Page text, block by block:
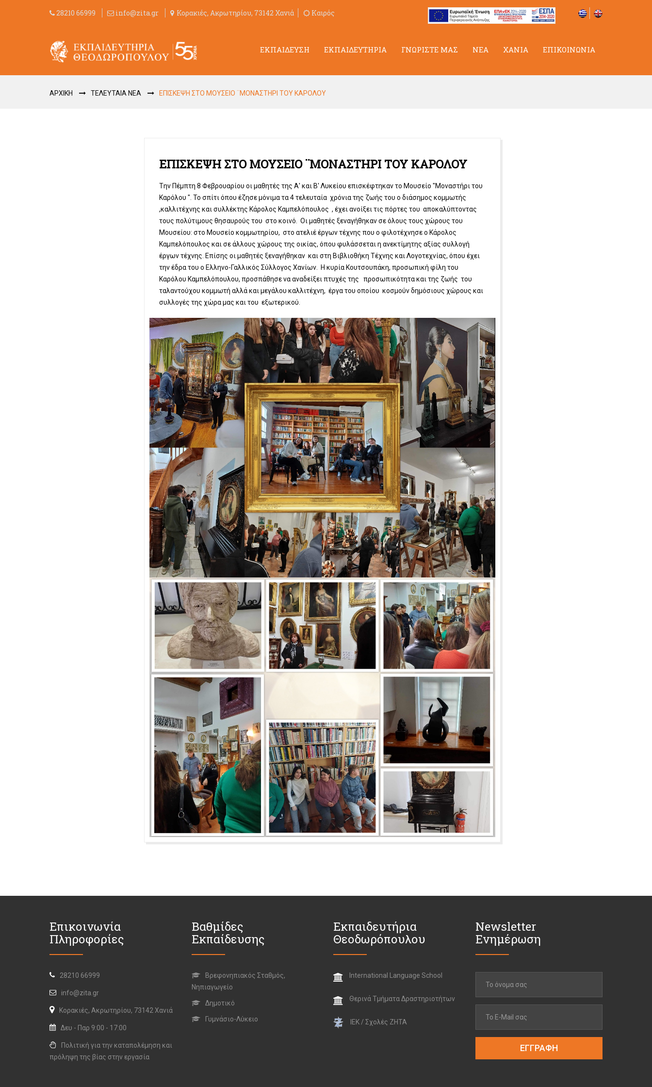
28210 66999 info@zita.gr Κορακιές, Ακρωτηρίου, 73142 Χανιά Καιρός
ΕΚΠΑΙΔΕΥΣΗ ΕΚΠΑΙΔΕΥΤΗΡΙΑ ΓΝΩΡΙΣΤΕ ΜΑΣ ΝΕΑ ΧΑΝΙΑ ΕΠΙΚΟΙΝΩΝΙΑ
ΑΡΧΙΚΗ ΤΕΛΕΥΤΑΙΑ ΝΕΑ EΠΙΣΚΕΨΗ ΣΤΟ ΜΟΥΣΕΙΟ ¨ΜΟΝΑΣΤΗΡΙ ΤΟΥ ΚΑΡΟΛΟΥ
EΠΙΣΚΕΨΗ ΣΤΟ ΜΟΥΣΕΙΟ ¨ΜΟΝΑΣΤΗΡΙ ΤΟΥ ΚΑΡΟΛΟΥ
Tην Πέμπτη 8 Φεβρουαρίου οι μαθητές της Α' και Β' Λυκείου επισκέφτηκαν το Μουσείο "Μοναστήρι του
Καρόλου ". Το σπίτι όπου έζησε μόνιμα τα 4 τελευταία χρόνια της ζωής του ο διάσημος κομμωτής
,καλλιτέχνης και συλλέκτης Κάρολος Καμπελόπουλος , έχει ανοίξει τις πόρτες του αποκαλύπτοντας
τους πολύτιμους θησαυρούς του στο κοινό. Οι μαθητές ξεναγήθηκαν σε όλους τους χώρους του
Μουσείου: στο Μουσείο κομμωτηρίου, στο ατελιέ έργων τέχνης που ο φιλοτέχνησε ο Κάρολος
Καμπελόπουλος και σε άλλους χώρους της οικίας, όπου φυλάσσεται η ανεκτίμητης αξίας συλλογή
έργων τέχνης. Επίσης οι μαθητές ξεναγήθηκαν και στη Βιβλιοθήκη Τέχνης και Λογοτεχνίας, όπου έχει
την έδρα του ο Ελληνο-Γαλλικός Σύλλογος Χανίων. Η κυρία Κουτσουπάκη, προσωπική φίλη του
Καρόλου Καμπελόπουλου, προσπάθησε να αναδείξει πτυχές της προσωπικότητα και της ζωής του
ταλαντούχου κομμωτή αλλά και μεγάλου καλλιτέχνη, έργα του οποίου κοσμούν δημόσιους χώρους και
συλλογές της χώρα μας και του εξωτερικού.
Επικοινωνία
Πληροφορίες
28210 66999
info@zita.gr
Κορακιές, Ακρωτηρίου, 73142 Χανιά
Δευ - Παρ 9:00 - 17:00
Πολιτική για την καταπολέμηση και
πρόληψη της βίας στην εργασία
Βαθμίδες
Εκπαίδευσης
Βρεφονηπιακός Σταθμός,
Νηπιαγωγείο
Δημοτικό
Γυμνάσιο-Λύκειο
Εκπαιδευτήρια
Θεοδωρόπουλου
International Language School
Θερινά Τμήματα Δραστηριοτήτων
ΙΕΚ / Σχολές ΖΗΤΑ
Newsletter
Ενημέρωση
ΕΓΓΡΑΦΗ